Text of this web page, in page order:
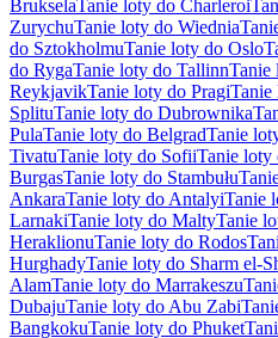
BrukselaTanie loty do Charleroi
ZurychuTanie loty do Wiednia
do SztokholmuTanie loty do Oslo
do RygaTanie loty do TallinnTanie
ReykjavikTanie loty do PragiTanie
SplituTanie loty do Dubrownika
PulaTanie loty do BelgradTanie
TivatuTanie loty do SofiiTanie loty
BurgasTanie loty do Stambułu
AnkaraTanie loty do AntalyiTanie
LarnakiTanie loty do MaltyTanie
HeraklionuTanie loty do Rodos
HurghadyTanie loty do Sharm el-
AlamTanie loty do Marrakeszu
DubajuTanie loty do Abu Zabi
BangkokuTanie loty do Phuket